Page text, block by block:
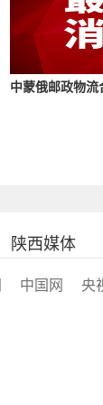
中蒙俄邮政物流
陕西媒体
中国网 央